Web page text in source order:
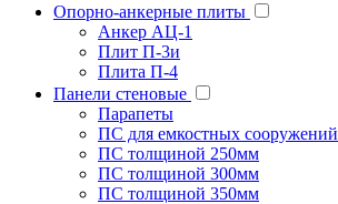
Опорно-анкерные плиты
Анкер АЦ-1
Плит П-3и
Плита П-4
Панели стеновые
Парапеты
ПС для емкостных сооружений
ПС толщиной 250мм
ПС толщиной 300мм
ПС толщиной 350мм